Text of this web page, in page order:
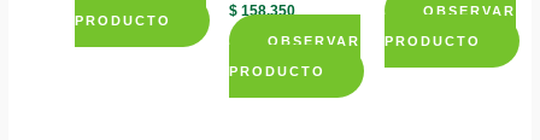
PRODUCTO
This
$ 158.350
OBSERVAR
PRODUCTO
This
OBSERVAR
PRODUCTO
This